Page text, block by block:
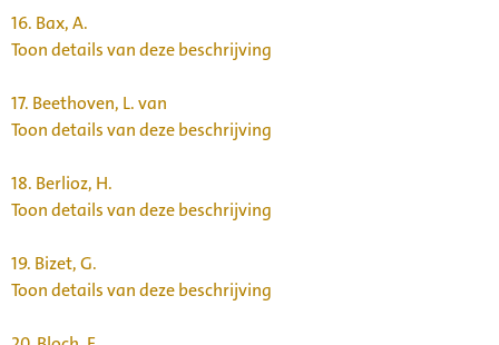
16. Bax, A.
Toon details van deze beschrijving
17. Beethoven, L. van
Toon details van deze beschrijving
18. Berlioz, H.
Toon details van deze beschrijving
19. Bizet, G.
Toon details van deze beschrijving